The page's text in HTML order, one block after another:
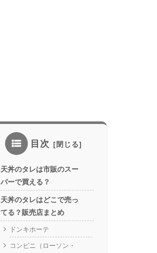
目次
天丼のタレは市販のスー
パーで買える？
天丼のタレはどこで売っ
てる？販売店まとめ
ドンキホーテ
コンビニ（ローソン・